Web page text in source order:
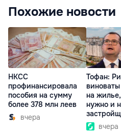
Похожие новости
НКСС
профинансировала
пособия на сумму
более 378 млн леев
вчера
Тофан:
на
нужно и
вчера